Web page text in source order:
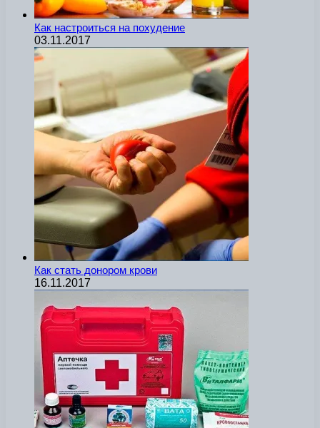
Как настроиться на похудение
03.11.2017
Как стать донором крови
16.11.2017